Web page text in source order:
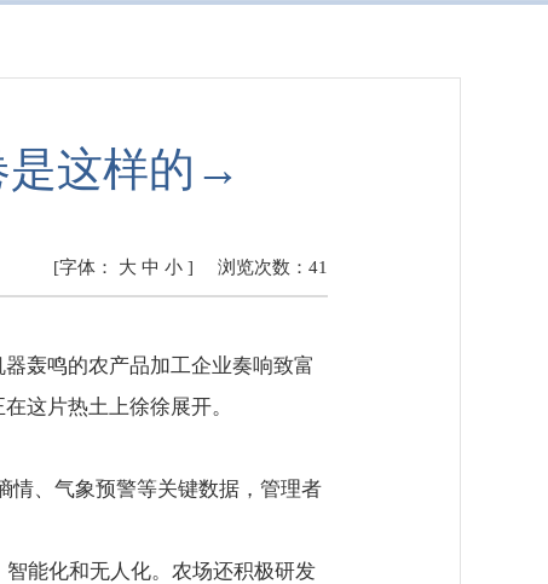
是这样的→
浏览次数： 41
[字体： 大 中 小 ]
轰鸣的农产品加工企业奏响致富
这片热土上徐徐展开。
情、气象预警等关键数据，管理者
能化和无人化。农场还积极研发